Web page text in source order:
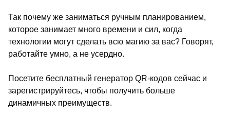
Так почему же заниматься ручным планированием,
которое занимает много времени и сил, когда
технологии могут сделать всю магию за вас? Говорят,
работайте умно, а не усердно.
Посетите бесплатный генератор QR-кодов сейчас и
зарегистрируйтесь, чтобы получить больше
динамичных преимуществ.